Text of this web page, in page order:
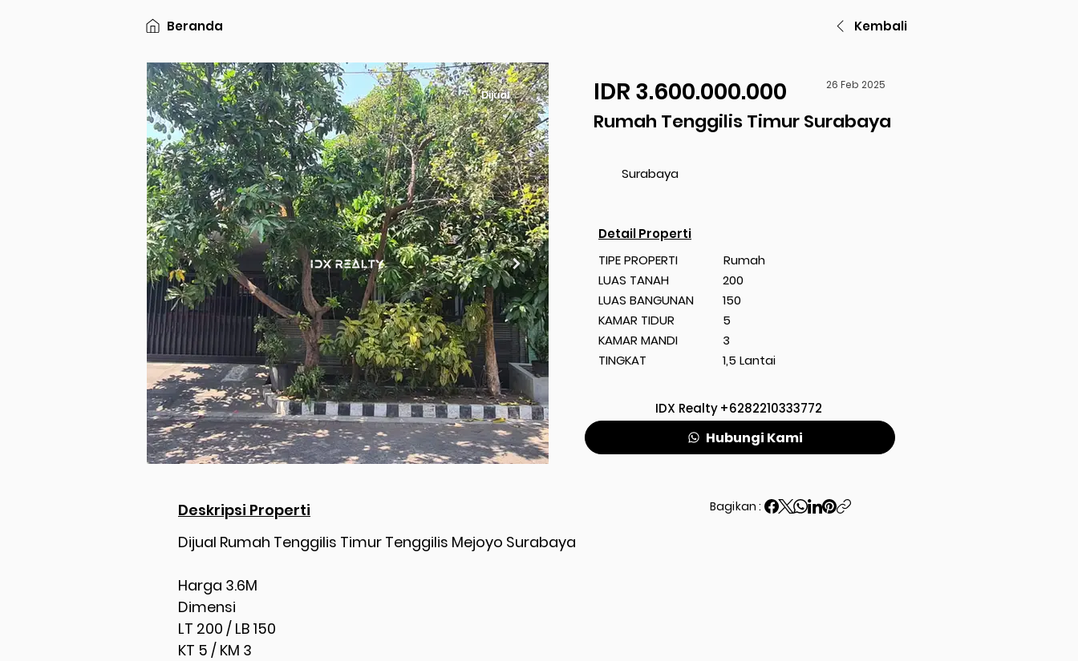
Beranda Kembali
Dijual IDR 3.600.000.000 26 Feb 2025
Rumah Tenggilis Timur Surabaya
Surabaya
Detail Properti
TIPE PROPERTI
LUAS TANAH
LUAS BANGUNAN
KAMAR TIDUR
KAMAR MANDI
TINGKAT
Rumah
200
150
5
3
1,5 Lantai
IDX Realty+6282210333772
Hubungi Kami
Deskripsi Properti Bagikan :
Dijual Rumah Tenggilis Timur Tenggilis Mejoyo Surabaya
Harga 3.6M
Dimensi
LT 200 / LB 150
KT 5 / KM 3